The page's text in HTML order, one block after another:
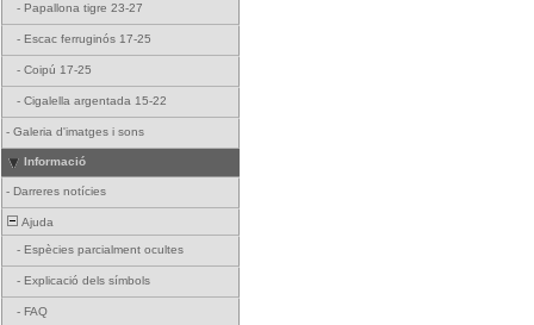
- Papallona tigre 23-27
- Escac ferruginós 17-25
- Coipú 17-25
- Cigalella argentada 15-22
- Galeria d'imatges i sons
Informació
- Darreres notícies
Ajuda
- Espècies parcialment ocultes
- Explicació dels símbols
- FAQ